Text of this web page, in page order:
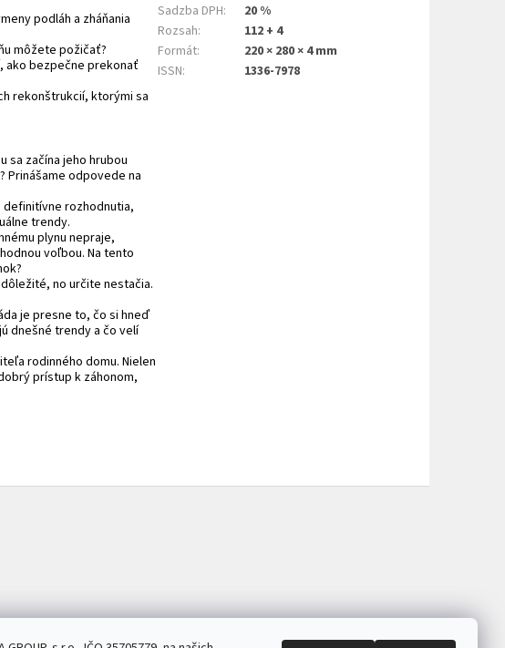
podláh a zháňania
môžete požičať?
ako bezpečne prekonať
rekonštrukcií, ktorými sa
sa začína jeho hrubou
Prinášame odpovede na
rozhodnutia,
trendy.
plynu nepraje,
voľbou. Na tento
no určite nestačia.
je presne to, čo si hneď
dnešné trendy a čo velí
rodinného domu. Nielen
prístup k záhonom,
Sadzba DPH:
20 %
Rozsah:
112 + 4
Formát:
220 × 280 × 4 mm
ISSN: 1336-7978